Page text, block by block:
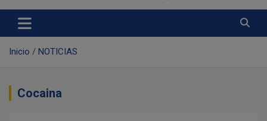
o
t
Diario de Miguelturra
Inicio NOTICIAS
Cocaina